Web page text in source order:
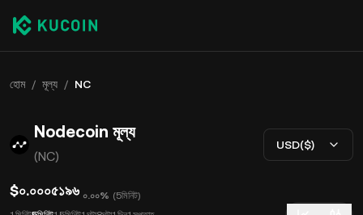
হোম / মূল্য / NC
Nodecoin মূল্য
(NC)
USD($)
$০.০০০৫১৯৬ ০.০০% (5মিনিট)